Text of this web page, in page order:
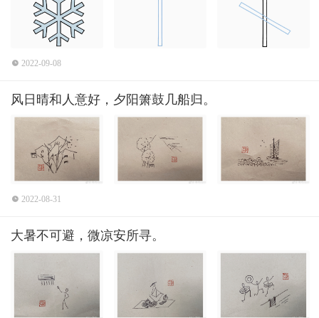
2022-09-08
风日晴和人意好，夕阳箫鼓几船归。
2022-08-31
大暑不可避，微凉安所寻。